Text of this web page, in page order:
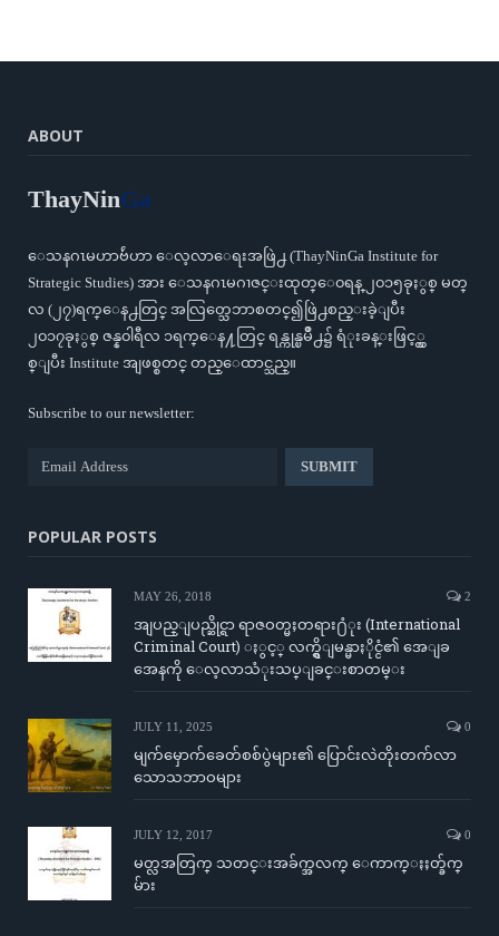
ABOUT
ThayNinGa
ေသနဂၤမဟာဗ်ဴဟာ ေလ့လာေရးအဖြဲ႕ (ThayNinGa Institute for
Strategic Studies) အား ေသနဂၤမဂၢဇင္းထုတ္ေ၀ရန္ ၂၀၁၅ခုႏွစ္ မတ္
လ (၂၇)ရက္ေန႕တြင္ အလြတ္သေဘာစတင္၍ဖြဲ႕စည္းခဲ့ျပီး
၂၀၁၇ခုႏွစ္ ဇန္န၀ါရီလ ၁ရက္ေန႔တြင္ ရန္ကုန္ၿမိဳ႕၌ ရံုးခန္းဖြင့္လွ
စ္ျပီး Institute အျဖစ္စတင္ တည္ေထာင္သည္။
Subscribe to our newsletter:
POPULAR POSTS
MAY 26, 2018 2
အျပည္ျပည္ဆိုင္ရာ ရာဇဝတ္မႈတရား႐ံုး (International
Criminal Court) ႏွင့္ လက္ရွိျမန္မာႏိုင္ငံ၏ အေျခ
အေနကို ေလ့လာသံုးသပ္ျခင္းစာတမ္း
JULY 11, 2025 0
မျက်မှောက်ခေတ်စစ်ပွဲများ၏ ပြောင်းလဲတိုးတက်လာ
သောသဘာဝများ
JULY 12, 2017 0
မတ္လအတြက္ သတင္းအခ်က္အလက္ ေကာက္ႏႈတ္ခ်က္
မ်ား